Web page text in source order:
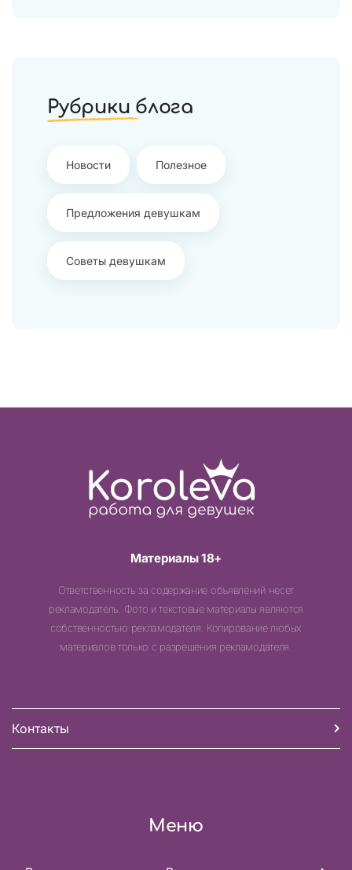
Рубрики блога
Новости Полезное
Предложения девушкам
Советы девушкам
Материалы 18+
Ответственность за содержание объявлений несет
рекламодатель. Фото и текстовые материалы являются
собственностью рекламодателя. Копирование любых
материалов только с разрешения рекламодателя.
Контакты
Меню